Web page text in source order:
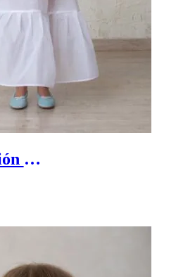
Cancán de comunión de vuelo bajo - Cancán de comunión de vuelo bajo, cancán para vestido de niña sin aros de vuelo natural